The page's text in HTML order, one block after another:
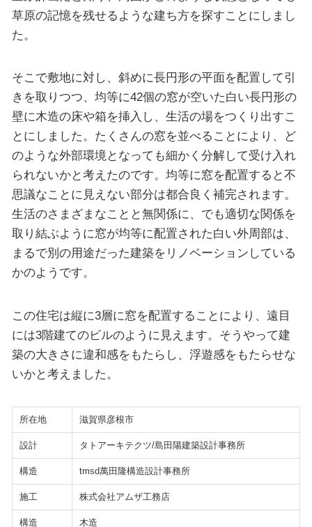
草原の記憶を残せるような建ち方を探すことにしまし
た。
そこで敷地に対し、斜めに長円形の平面を配置して引
きを取りつつ、均等に42個の窓が空いた白い長円形の
壁に木造の床や箱を挿入し、生活の場をつくり出すこ
とにしました。たくさんの窓を並べることにより、ど
のような外部環境となっても細かく分解して受け入れ
られないかと考えたのです。均等に窓を配置すると不
思議なことに見えない部分は都合良く補完されます。
生活のさまざまなことと無関係に、でも適切な関係を
取り結ぶように窓が均等に配置された白い外周部は、
まるで別の用途だった建築をリノベーションしている
かのようです。
この住宅は縦に3層に窓を配置することにより、遠目
には3階建てのビルのように見えます。そうやって建
築の大きさに違和感をもたらし、浮遊感をもたらせな
いかと考えました。
所在地 滋賀県彦根市
設計 タトアーキテクツ/島田陽建築設計事務所
構造 tmsd萬田隆構造設計事務所
施工 株式会社アムザ工務店
構造 木造